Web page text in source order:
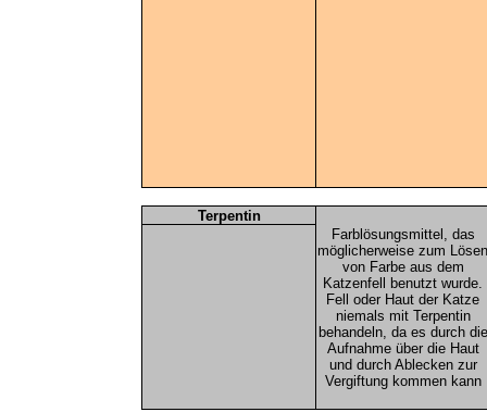
Terpentin
Farblösungsmittel, das
möglicherweise zum Lösen
von Farbe aus dem
Katzenfell benutzt wurde.
Fell oder Haut der Katze
niemals mit Terpentin
behandeln, da es durch die
Aufnahme über die Haut
und durch Ablecken zur
Vergiftung kommen kann